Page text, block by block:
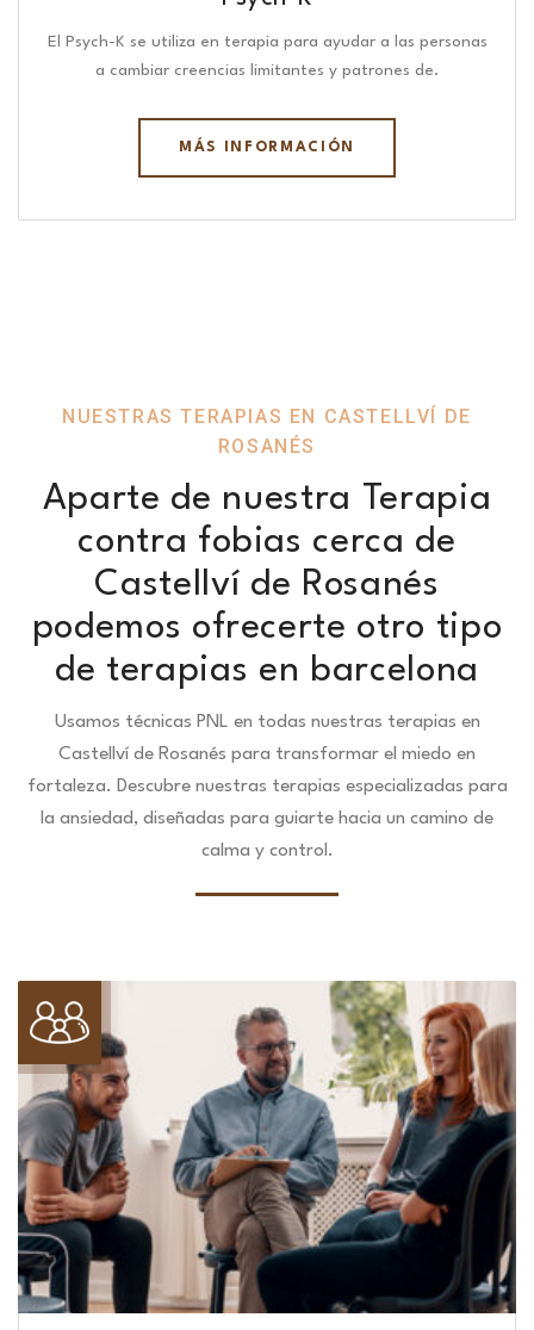
El Psych-K se utiliza en terapia para ayudar a las personas
a cambiar creencias limitantes y patrones de.
MÁS INFORMACIÓN
NUESTRAS TERAPIAS EN CASTELLVÍ DE
ROSANÉS
Aparte de nuestra Terapia
contra fobias cerca de
Castellví de Rosanés
podemos ofrecerte otro tipo
de terapias en barcelona
Usamos técnicas PNL en todas nuestras terapias en
Castellví de Rosanés para transformar el miedo en
fortaleza. Descubre nuestras terapias especializadas para
la ansiedad, diseñadas para guiarte hacia un camino de
calma y control.